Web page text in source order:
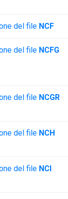
del file NCF
del file NCFG
del file NCGR
del file NCH
del file NCI